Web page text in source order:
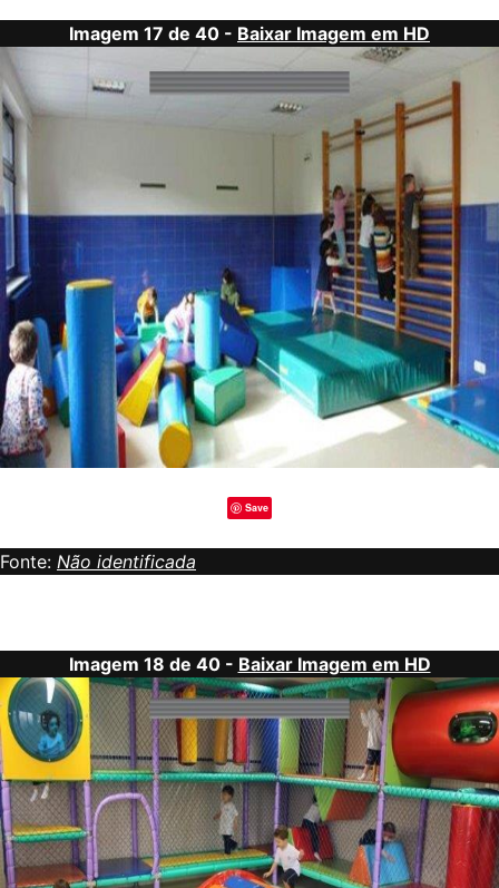
Imagem 17 de 40 - Baixar Imagem em HD
Save
Fonte: Não identificada
Imagem 18 de 40 - Baixar Imagem em HD